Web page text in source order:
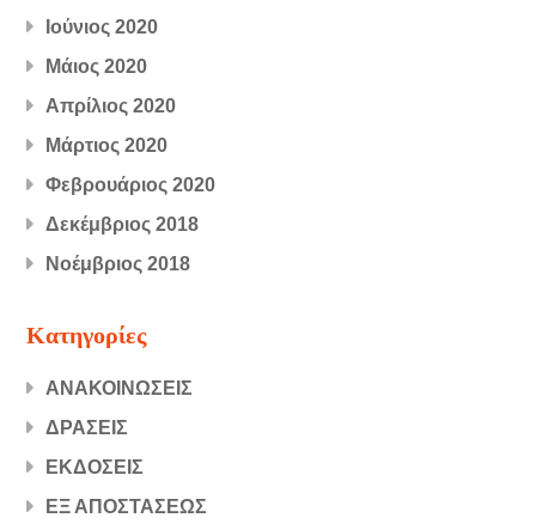
Ιούνιος 2020
Μάιος 2020
Απρίλιος 2020
Μάρτιος 2020
Φεβρουάριος 2020
Δεκέμβριος 2018
Νοέμβριος 2018
Kατηγορίες
ΑΝΑΚΟΙΝΩΣΕΙΣ
ΔΡΑΣΕΙΣ
ΕΚΔΟΣΕΙΣ
ΕΞ ΑΠΟΣΤΑΣΕΩΣ